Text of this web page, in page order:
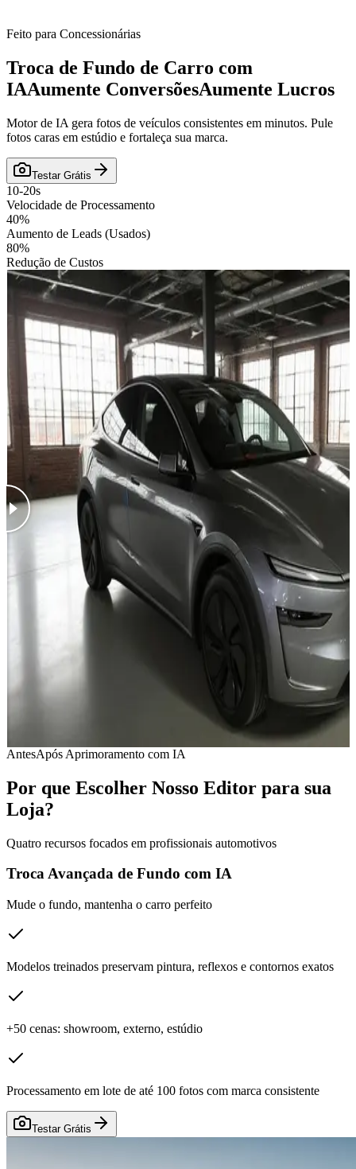
Feito para Concessionárias
Troca de Fundo de Carro com
IAAumente ConversõesAumente Lucros
Motor de IA gera fotos de veículos consistentes em minutos. Pule
fotos caras em estúdio e fortaleça sua marca.
Testar Grátis
10-20s
Velocidade de Processamento
40%
Aumento de Leads (Usados)
80%
Redução de Custos
AntesApós Aprimoramento com IA
Por que Escolher Nosso Editor para sua
Loja?
Quatro recursos focados em profissionais automotivos
Troca Avançada de Fundo com IA
Mude o fundo, mantenha o carro perfeito
Modelos treinados preservam pintura, reflexos e contornos exatos
+50 cenas: showroom, externo, estúdio
Processamento em lote de até 100 fotos com marca consistente
Testar Grátis